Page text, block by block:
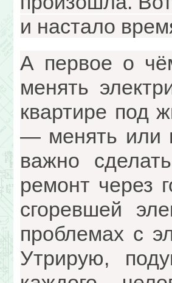
и настало
А первое о
менять
квартире под
— менять или
важно
ремонт через
сгоревшей
проблемах с
Утрирую,